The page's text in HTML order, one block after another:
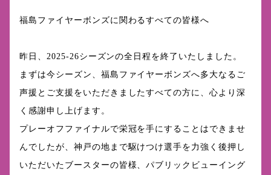
福島ファイヤーボンズに関わるすべての皆様へ
昨日、2025-26シーズンの全日程を終了いたしました。
まずは今シーズン、福島ファイヤーボンズへ多大なるご
声援とご支援をいただきましたすべての方に、心より深
く感謝申し上げます。
プレーオフファイナルで栄冠を手にすることはできませ
んでしたが、神戸の地まで駆けつけ選手を力強く後押し
いただいたブースターの皆様、パブリックビューイング